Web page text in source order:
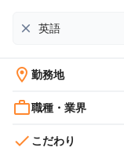
close
location_on 勤務地
work_outline職種・業界
check こだわり